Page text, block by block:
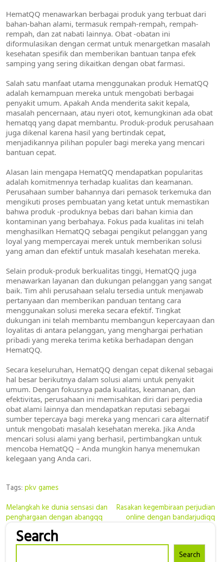
HematQQ menawarkan berbagai produk yang terbuat dari
bahan-bahan alami, termasuk rempah-rempah, rempah-
rempah, dan zat nabati lainnya. Obat -obatan ini
diformulasikan dengan cermat untuk menargetkan masalah
kesehatan spesifik dan memberikan bantuan tanpa efek
samping yang sering dikaitkan dengan obat farmasi.
Salah satu manfaat utama menggunakan produk HematQQ
adalah kemampuan mereka untuk mengobati berbagai
penyakit umum. Apakah Anda menderita sakit kepala,
masalah pencernaan, atau nyeri otot, kemungkinan ada obat
hematqq yang dapat membantu. Produk-produk perusahaan
juga dikenal karena hasil yang bertindak cepat,
menjadikannya pilihan populer bagi mereka yang mencari
bantuan cepat.
Alasan lain mengapa HematQQ mendapatkan popularitas
adalah komitmennya terhadap kualitas dan keamanan.
Perusahaan sumber bahannya dari pemasok terkemuka dan
mengikuti proses pembuatan yang ketat untuk memastikan
bahwa produk -produknya bebas dari bahan kimia dan
kontaminan yang berbahaya. Fokus pada kualitas ini telah
menghasilkan HematQQ sebagai pengikut pelanggan yang
loyal yang mempercayai merek untuk memberikan solusi
yang aman dan efektif untuk masalah kesehatan mereka.
Selain produk-produk berkualitas tinggi, HematQQ juga
menawarkan layanan dan dukungan pelanggan yang sangat
baik. Tim ahli perusahaan selalu tersedia untuk menjawab
pertanyaan dan memberikan panduan tentang cara
menggunakan solusi mereka secara efektif. Tingkat
dukungan ini telah membantu membangun kepercayaan dan
loyalitas di antara pelanggan, yang menghargai perhatian
pribadi yang mereka terima ketika berhadapan dengan
HematQQ.
Secara keseluruhan, HematQQ dengan cepat dikenal sebagai
hal besar berikutnya dalam solusi alami untuk penyakit
umum. Dengan fokusnya pada kualitas, keamanan, dan
efektivitas, perusahaan ini memisahkan diri dari penyedia
obat alami lainnya dan mendapatkan reputasi sebagai
sumber tepercaya bagi mereka yang mencari cara alternatif
untuk mengobati masalah kesehatan mereka. Jika Anda
mencari solusi alami yang berhasil, pertimbangkan untuk
mencoba HematQQ – Anda mungkin hanya menemukan
kelegaan yang Anda cari.
Tags: pkv games
Post
navigation
Melangkah ke dunia sensasi dan
penghargaan dengan abangqq
Rasakan kegembiraan perjudian
online dengan bandarjudiqq
Search
Search